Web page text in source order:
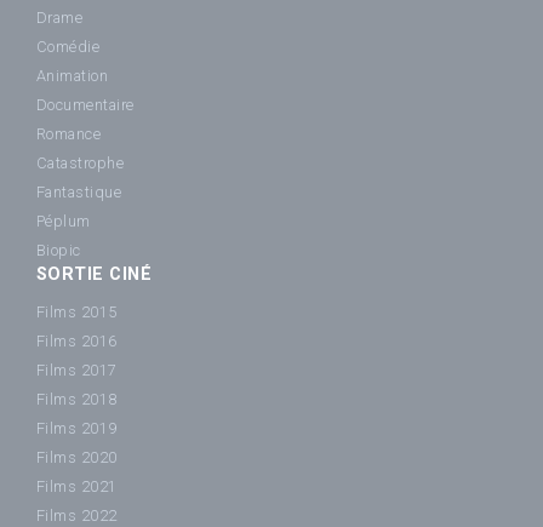
Drame
Comédie
Animation
Documentaire
Romance
Catastrophe
Fantastique
Péplum
Biopic
SORTIE CINÉ
Films 2015
Films 2016
Films 2017
Films 2018
Films 2019
Films 2020
Films 2021
Films 2022